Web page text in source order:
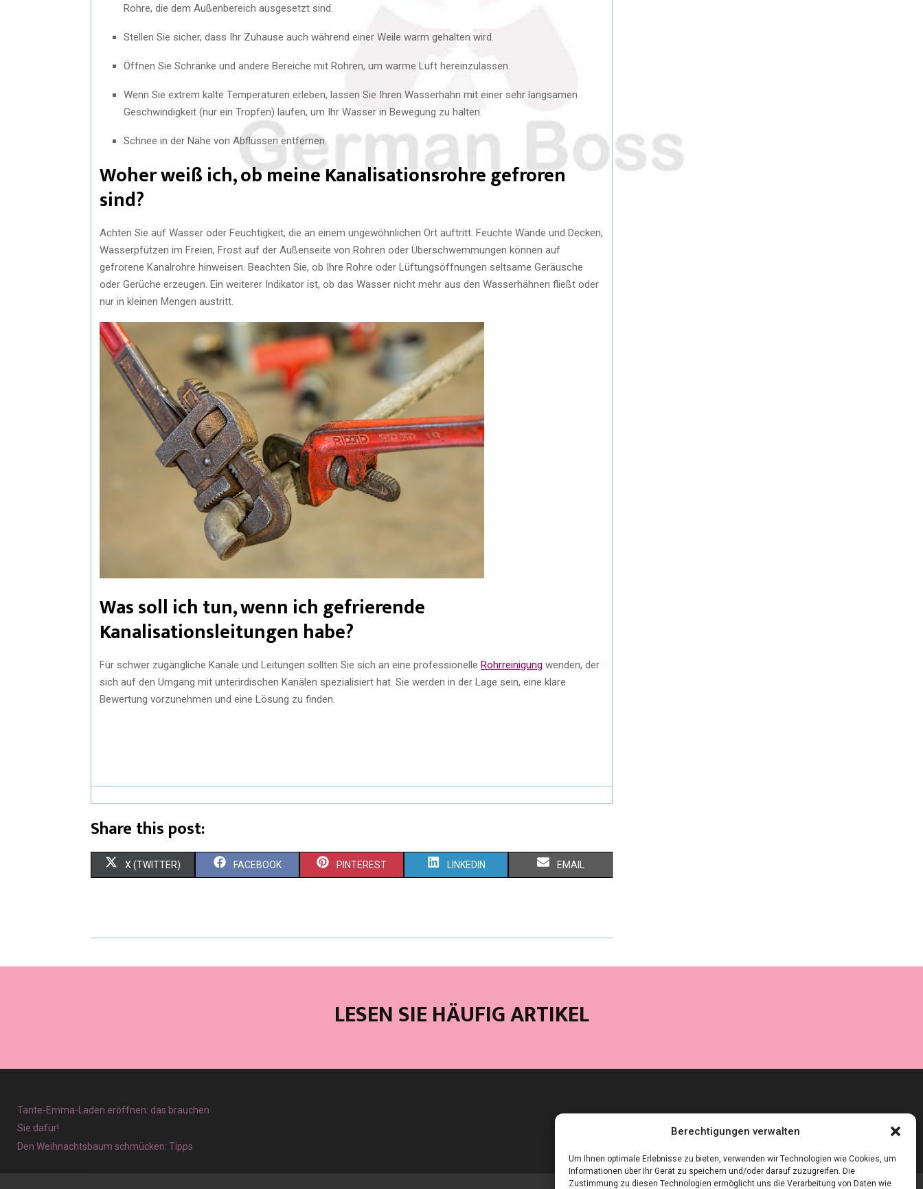
Berechtigungen verwalten
Um Ihnen optimale Erlebnisse zu bieten, verwenden wir Technologien wie Cookies, um
Informationen über Ihr Gerät zu speichern und/oder darauf zuzugreifen. Die
Zustimmung zu diesen Technologien ermöglicht uns die Verarbeitung von Daten wie
Rohre, die dem Außenbereich ausgesetzt sind.
Stellen Sie sicher, dass Ihr Zuhause auch während einer Weile warm gehalten wird.
Öffnen Sie Schränke und andere Bereiche mit Rohren, um warme Luft hereinzulassen.
Wenn Sie extrem kalte Temperaturen erleben, lassen Sie Ihren Wasserhahn mit einer sehr langsamen
Geschwindigkeit (nur ein Tropfen) laufen, um Ihr Wasser in Bewegung zu halten.
Schnee in der Nähe von Abflüssen entfernen
Woher weiß ich, ob meine Kanalisationsrohre gefroren
sind?
Achten Sie auf Wasser oder Feuchtigkeit, die an einem ungewöhnlichen Ort auftritt. Feuchte Wände und Decken,
Wasserpfützen im Freien, Frost auf der Außenseite von Rohren oder Überschwemmungen können auf
gefrorene Kanalrohre hinweisen. Beachten Sie, ob Ihre Rohre oder Lüftungsöffnungen seltsame Geräusche
oder Gerüche erzeugen. Ein weiterer Indikator ist, ob das Wasser nicht mehr aus den Wasserhähnen fließt oder
nur in kleinen Mengen austritt.
Was soll ich tun, wenn ich gefrierende
Kanalisationsleitungen habe?
Für schwer zugängliche Kanäle und Leitungen sollten Sie sich an eine professionelle Rohrreinigung wenden, der
sich auf den Umgang mit unterirdischen Kanälen spezialisiert hat. Sie werden in der Lage sein, eine klare
Bewertung vorzunehmen und eine Lösung zu finden.
Share this post:
X (TWITTER) FACEBOOK PINTEREST LINKEDIN EMAIL
LESEN SIE HÄUFIG ARTIKEL
Tante-Emma-Laden eröffnen: das brauchen
Sie dafür!
Den Weihnachtsbaum schmücken: Tipps